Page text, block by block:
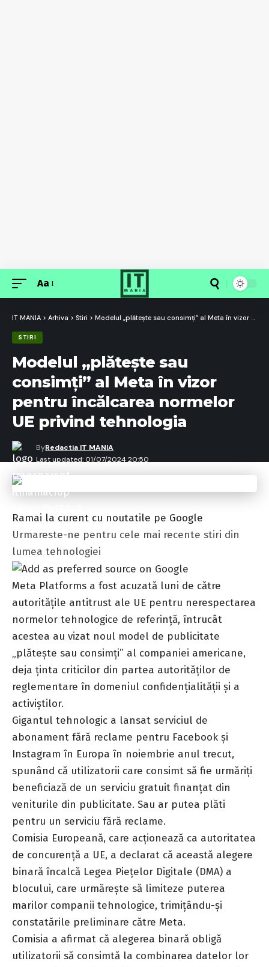
Font
Aa
IT MANIA > Arhiva > Stiri > Modelul „plătește sau consimți” al Meta în vizor pentru încălcarea normelor UE privind tehnologia
STIRI
Modelul „plătește sau
consimți” al Meta în vizor
pentru încălcarea normelor
UE privind tehnologia
Last updated: 01/07/2024 20:50
ByRedactia IT MANIA
Ramai la curent cu noutatile pe Google
Urmareste-ne pentru cele mai recente stiri din
lumea tehnologiei
Meta Platforms a fost acuzată luni de către
autoritățile antitrust ale UE pentru nerespectarea
normelor tehnologice de referință, întrucât
acestea au vizat noul model de publicitate
„plătește sau consimți” al companiei americane,
deja ținta criticilor din partea autorităților de
reglementare în domeniul confidențialității și a
activiștilor.
Gigantul tehnologic a lansat serviciul de
abonament fără reclame pentru Facebook și
Instagram în Europa în noiembrie anul trecut,
spunând că utilizatorii care consimt să fie urmăriți
beneficiază de un serviciu gratuit finanțat din
veniturile din publicitate. Sau ar putea plăti
pentru un serviciu fără reclame.
Comisia Europeană, care acționează ca autoritatea
de concurență a UE, a declarat că această alegere
binară încalcă Legea Piețelor Digitale (DMA) a
blocului, care urmărește să limiteze puterea
marilor companii tehnologice, trimițându-și
constatările preliminare către Meta.
Comisia a afirmat că alegerea binară obligă
utilizatorii să consimtă la combinarea datelor lor